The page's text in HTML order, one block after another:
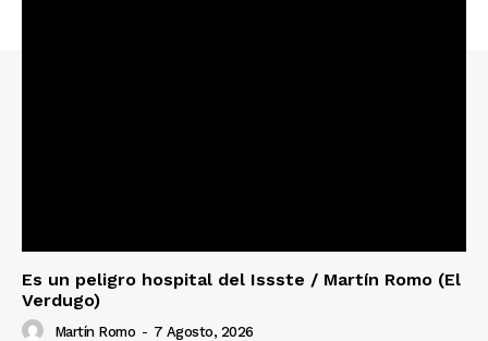
Es un peligro hospital del Issste / Martín Romo (El
Verdugo)
Martín Romo - 7 Agosto, 2026